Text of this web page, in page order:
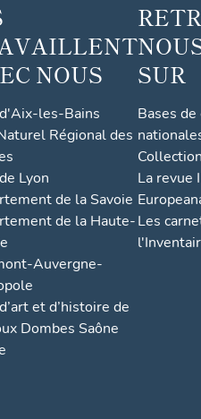
NOUS
les-Bains
Régional des
Lyon
de la Savoie
de la Haute-
Auvergne-
et d’histoire de
Dombes Saône
SUR
Bases
La revue
Les